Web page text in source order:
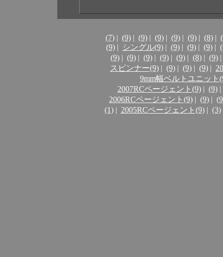
(7) | (9) | (9) | (9) | (9) | (9) | (8) |
(9) | シングル(9) | (9) | (9) | (9) |
(9) | (9) | (9) | (9) | (9) | (8) | (9) |
スピンナー(9) | (9) | (9) | (9) |
9mm幅ベルトユニット
2007RCページェント(9) | (9) |
2006RCページェント(9) | (9) |
(1) | 2005RCページェント(9) | (3)